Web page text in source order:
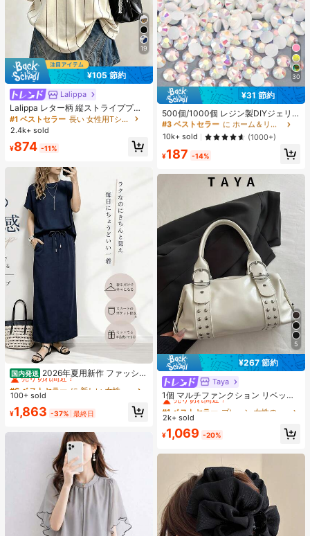
19
¥105 節約
Lalippa
Lalippa レター柄 縦ストライププリ
ント ファッショナブル ミニマル オ
ーバーサイズ ミドル丈 ラウンドネッ
シャツ 友人へのギフト
#1 ベストセラー
売り切れ間近！
#1 ベストセラー
長い 女性用Tシャツ
売り切れ間近！
#1 ベストセラー
長い 女性用Tシャツ
売り切れ間近！
#1 ベストセラー
2.4k+ sold
¥874 -11%
国内発送 2026年夏用新作 ファッショ
ンでカジュアルなセット、女性向け
ゆったりとしたシルエットのスリム
遊びにぴったり
#6 ベストセラー
に 新しい 女性用ツーピース衣装
売り切れ間近！
#6 ベストセラー
売り切れ間近！
#6 ベストセラー
売り切れ間近！
#6 ベストセラー
売り切れ間近！
100+ sold
¥1,863 -37% 最終日
30
¥31 節約
500個/1000個 レジン製DIYジェリ
ーフラットバックラインストーン 小
さな丸型ラインストーン ミニ装飾ア
クセサリー スマホケース、カップ、
靴、ブーツ、衣類装飾、ハンドメイ
ドDIYアイドル応援ファン、ネーム
#3 ベストセラー
に ホーム＆リビング
売り切れ間近！
#3 ベストセラー
に ホーム＆リビング
売り切れ間近！
#3 ベストセラー
に ホーム＆リビング
売り切れ間近！
#3 ベストセラー
売り切れ間近！
10k+ sold (1000+)
¥187 -14%
5
¥267 節約
Taya
1個 マルチファンクション リベット
ハンドバッグ、ビンテージバイクス
タイル リベットデコレーション PU
レザーショルダーバッグ、パンクロ
ック アンダーアームバッグ、仕事、
通勤、デート、パーティー、音楽フ
ェスに適しています
#1 ベストセラー
売り切れ間近！
#1 ベストセラー
売り切れ間近！
#1 ベストセラー
売り切れ間近！
#1 ベストセラー
売り切れ間近！
2k+ sold
¥1,069 -20%